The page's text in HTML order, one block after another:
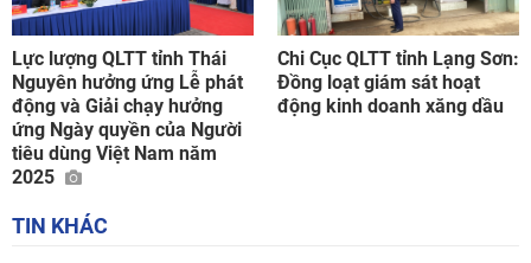
Lực lượng QLTT tỉnh Thái
Nguyên hưởng ứng Lễ phát
động và Giải chạy hưởng
ứng Ngày quyền của Người
tiêu dùng Việt Nam năm
2025
Chi Cục QLTT tỉnh Lạng Sơn:
Đồng loạt giám sát hoạt
động kinh doanh xăng dầu
TIN KHÁC